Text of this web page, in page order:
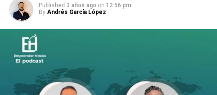
En este episodio explosivo, nos adentramos en la mente
maestra detrás de más de 10 millones de emails enviados
al año: Paco Vargas.
Descubre cómo este gurú del marketing digital ha
Published 3 años ago on 12:56 pm
By Andrés García López